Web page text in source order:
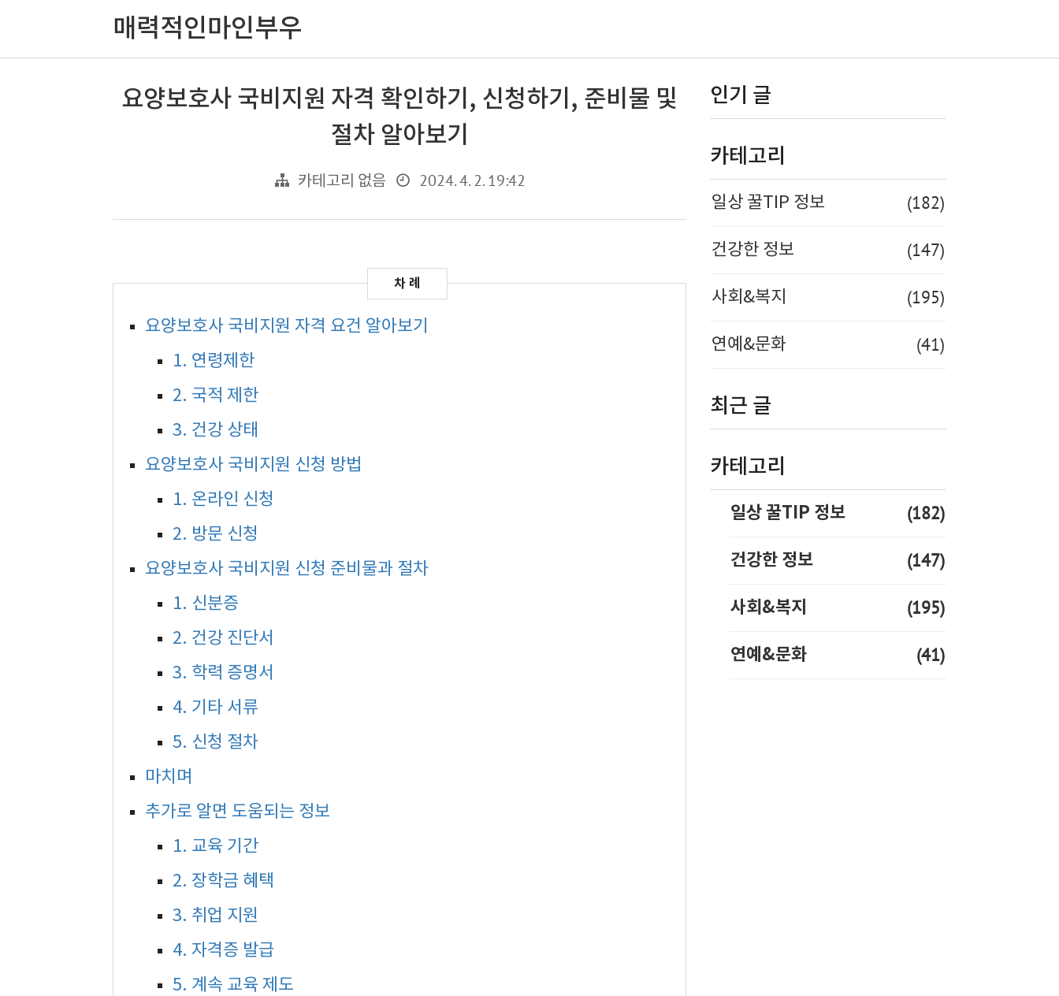
매력적인마인부우
요양보호사 국비지원 자격 확인하기, 신청하기, 준비물 및
절차 알아보기
카테고리 없음 2024. 4. 2. 19:42
요양보호사 국비지원 자격 요건 알아보기
1. 연령제한
2. 국적 제한
3. 건강 상태
요양보호사 국비지원 신청 방법
1. 온라인 신청
2. 방문 신청
요양보호사 국비지원 신청 준비물과 절차
1. 신분증
2. 건강 진단서
3. 학력 증명서
4. 기타 서류
5. 신청 절차
마치며
추가로 알면 도움되는 정보
1. 교육 기간
2. 장학금 혜택
3. 취업 지원
4. 자격증 발급
5. 계속 교육 제도
인기 글
카테고리
일상 꿀TIP 정보 (182)
건강한 정보 (147)
사회&복지 (195)
연예&문화 (41)
최근 글
카테고리
일상 꿀TIP 정보 (182)
건강한 정보 (147)
사회&복지 (195)
연예&문화 (41)